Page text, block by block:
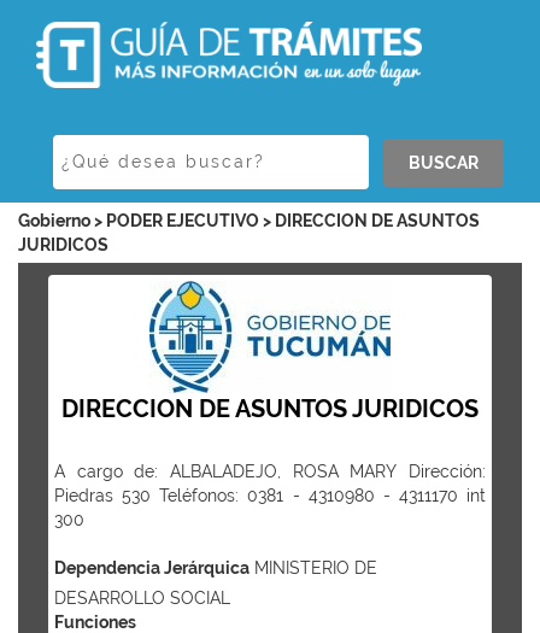
BUSCAR
Gobierno > PODER EJECUTIVO > DIRECCION DE ASUNTOS
JURIDICOS
DIRECCION DE ASUNTOS JURIDICOS
A cargo de: ALBALADEJO, ROSA MARY Dirección:
Piedras 530 Teléfonos: 0381 - 4310980 - 4311170 int
300
Dependencia Jerárquica MINISTERIO DE
DESARROLLO SOCIAL
Funciones